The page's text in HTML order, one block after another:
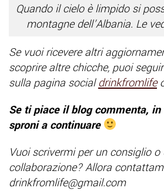
Quando il cielo è limpido si
montagne dell’Albania. Le
Se vuoi ricevere altri
scoprire altre chicche, puoi
sulla pagina socialdrinkfromlife
Se ti piace il blog commenta,
sproni a continuare
Vuoi scrivermi per un consiglio o
collaborazione? Allora
drinkfromlife@gmail.com